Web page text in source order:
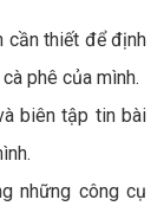
cần thiết để định
phê của mình.
biên tập tin bài
những công cụ